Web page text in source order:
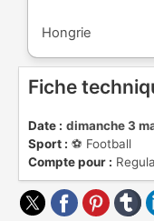
dans l'élite.
Hongrie
Fiche
Date : dimanche 3
Sport : ⚽️ Football
Compte pour :